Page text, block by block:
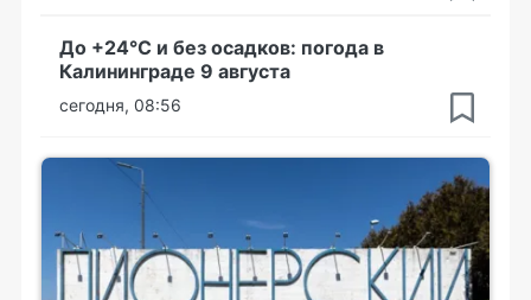
До +24°С и без осадков: погода в
Калининграде 9 августа
сегодня, 08:56